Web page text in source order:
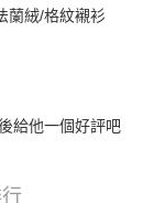
蘭絨/格紋襯衫
給他一個好評吧